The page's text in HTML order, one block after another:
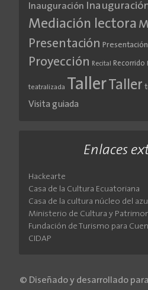
Inauguración
Mediación lectora
Presentación
Proyección Recital Recorrido
teatralizada Taller Taller
Visita guiada
Enlaces
Hackearte
Casa de la Cultura Ecuatoriana
Casa de la cultura núcleo del
Ministerio de Cultura y
Fundación de Turismo para
CIDAP
© Diseñado y desarrollado